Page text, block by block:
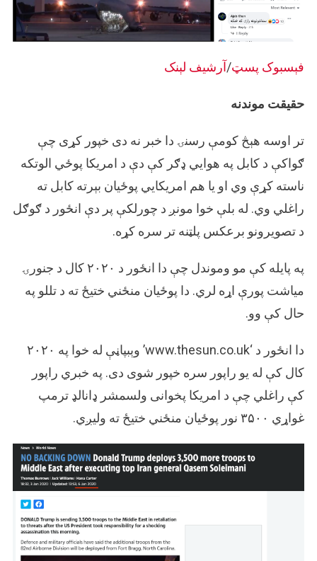
فېسبوک پسټ/آرشیف لېنک
حقیقت موندنه
تر اوسه هېڅ کومې رسنۍ دا خبر نه دی خپور کړی چې
ګواکې د کابل په هوایي ډګر کې دې د امریکا پوځي الوتکه
ناسته کړې وي او یا هم امریکایي پوځیان بېرته کابل ته
راغلي وي. له بلې خوا مونږ د چورلکې پر دې انځور د ګوګل
د تصویرونو برعکس پلټنه تر سره کړه.
په پایله کې مو وموندل چې دا انځور د ۲۰۲۰ کال د جنورۍ
میاشت پورې اړه لري. دا پوځیان منځني ختیځ ته د تللو په
حال کې وو.
دا انځور د ‘www.thesun.co.uk’ وېبپاڼې له خوا په ۲۰۲۰
کال کې له یو راپور سره خپور شوی دی. په خبري راپور
کې راغلي چې د امریکا پخوانی ولسمشر ډانالډ ترمپ
غواړي ۳۵۰۰ نور پوځیان منځني ختیځ ته ولیږي.